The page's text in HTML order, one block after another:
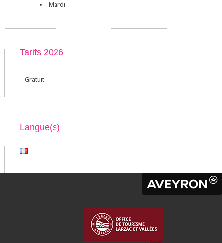
Mardi
Tarifs 2026
Gratuit
Langue(s)